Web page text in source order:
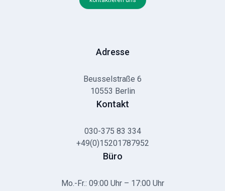
Adresse
Beusselstraße 6
10553 Berlin
Kontakt
030-375 83 334
+49(0)15201787952
Büro
Mo.-Fr.: 09:00 Uhr – 17:00 Uhr